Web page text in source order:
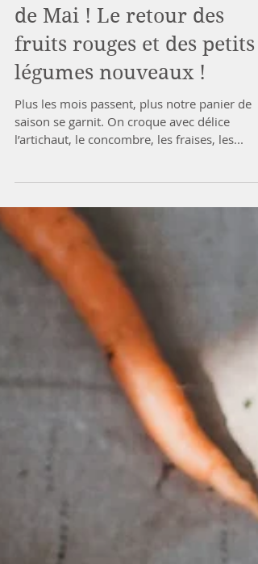
de Mai ! Le retour des
fruits rouges et des petits
légumes nouveaux !
Plus les mois passent, plus notre panier de
saison se garnit. On croque avec délice
l’artichaut, le concombre, les fraises, les...